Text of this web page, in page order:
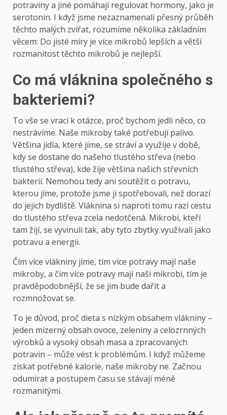
potraviny a jiné pomáhají regulovat hormony, jako je
serotonin. I když jsme nezaznamenali přesný průběh
těchto malých zvířat, rozumíme několika základním
věcem: Do jisté míry je více mikrobů lepších a větší
rozmanitost těchto mikrobů je nejlepší.
Co má vláknina společného s
bakteriemi?
To vše se vrací k otázce, proč bychom jedli něco, co
nestrávíme. Naše mikroby také potřebují palivo.
Většina jídla, které jíme, se stráví a využije v době,
kdy se dostane do našeho tlustého střeva (nebo
tlustého střeva), kde žije většina našich střevních
bakterií. Nemohou tedy ani soutěžit o potravu,
kterou jíme, protože jsme ji spotřebovali, než dorazí
do jejich bydliště. Vláknina si naproti tomu razí cestu
do tlustého střeva zcela nedotčená. Mikrobi, kteří
tam žijí, se vyvinuli tak, aby tyto zbytky využívali jako
potravu a energii.
Čím více vlákniny jíme, tím více potravy mají naše
mikroby, a čím více potravy mají naši mikrobi, tím je
pravděpodobnější, že se jim bude dařit a
rozmnožovat se.
To je důvod, proč dieta s nízkým obsahem vlákniny –
jeden mizerný obsah ovoce, zeleniny a celozrnných
výrobků a vysoký obsah masa a zpracovaných
potravin – může vést k problémům. I když můžeme
získat potřebné kalorie, naše mikroby ne. Začnou
odumírat a postupem času se stávají méně
rozmanitými.